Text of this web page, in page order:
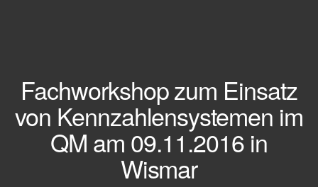
Fachworkshop zum Einsatz
von Kennzahlensystemen im
QM am 09.11.2016 in
Wismar